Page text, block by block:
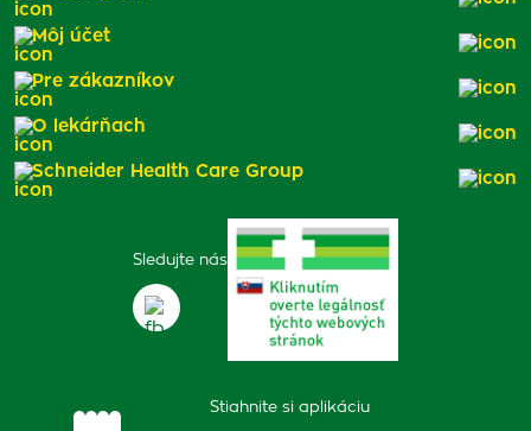
Sledujte nás
Stiahnite si aplikáciu
Môj účet
Pre zákazníkov
O lekárňach
Schneider Health Care Group